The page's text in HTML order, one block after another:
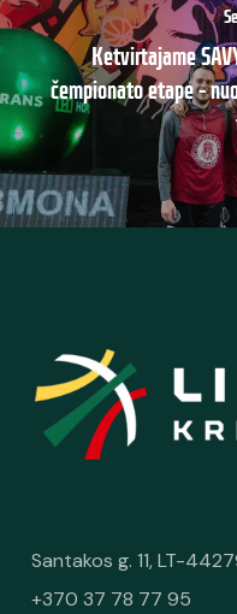
Ketvirtajame
čempionato etape –
Santakos g. 11, LT-
+370 37 78 77 95